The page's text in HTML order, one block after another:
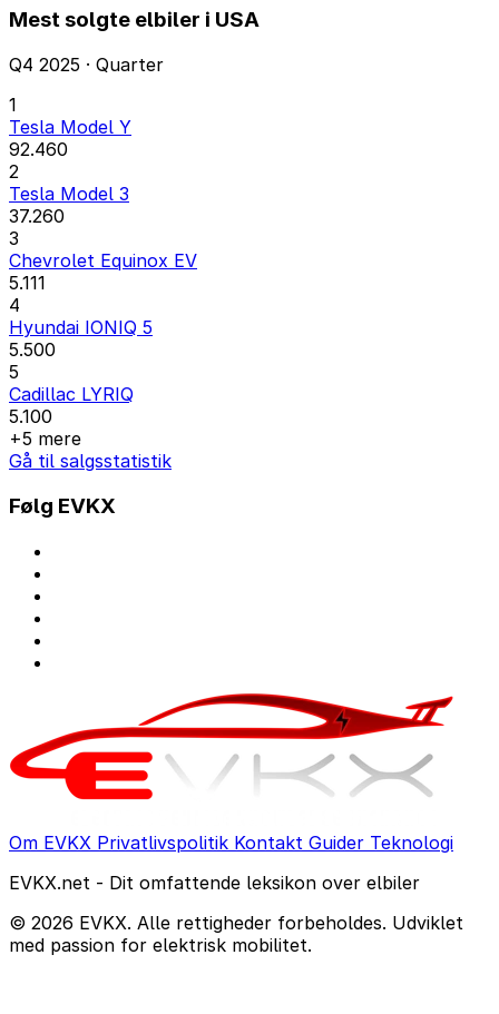
Mest solgte elbiler i USA
Q4 2025 · Quarter
1
Tesla Model Y
92.460
2
Tesla Model 3
37.260
3
Chevrolet Equinox EV
5.111
4
Hyundai IONIQ 5
5.500
5
Cadillac LYRIQ
5.100
+5 mere
Gå til salgsstatistik
Følg EVKX
Om EVKX Privatlivspolitik Kontakt Guider Teknologi
EVKX.net - Dit omfattende leksikon over elbiler
© 2026 EVKX. Alle rettigheder forbeholdes. Udviklet
med passion for elektrisk mobilitet.